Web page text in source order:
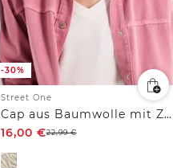
-30%
Street One
Cap aus Baumwolle mit Zebra-Print
16,00 €22,99€